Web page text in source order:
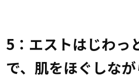
5：エストはじわっ
で、肌をほぐしな